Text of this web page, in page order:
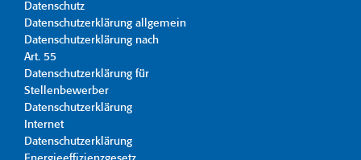
Datenschutz
Datenschutzerklärung allgemein
Datenschutzerklärung nach
Art. 55
Datenschutzerklärung für
Stellenbewerber
Datenschutzerklärung
Internet
Datenschutzerklärung